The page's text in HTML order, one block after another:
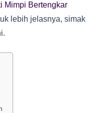
Mimpi Bertengkar
lebih jelasnya, simak